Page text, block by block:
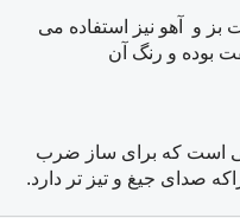
و آهو نیز استفاده می
بوده و رنگ آن
است که برای ساز ضرب
صدای جیغ و تیز تر دارد.